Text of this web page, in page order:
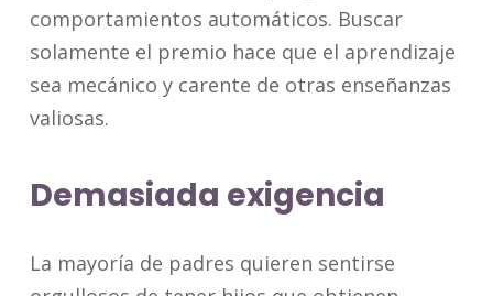
comportamientos automáticos. Buscar
solamente el premio hace que el aprendizaje
sea mecánico y carente de otras enseñanzas
valiosas.
Demasiada exigencia
La mayoría de padres quieren sentirse